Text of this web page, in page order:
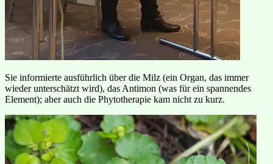
Sie informierte ausführlich über die Milz (ein Organ, das immer
wieder unterschätzt wird), das Antimon (was für ein spannendes
Element); aber auch die Phytotherapie kam nicht zu kurz.